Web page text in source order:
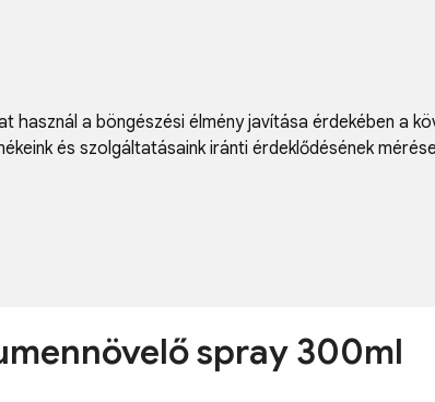
a böngészési élmény javítása érdekében a
és szolgáltatásaink iránti érdeklődésének
spray 300ml